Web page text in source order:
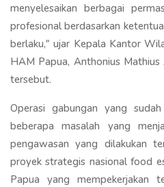
menyelesaikan berbagai
profesional berdasarkan
berlaku," ujar Kepala Kantor
HAM Papua, Anthonius
tersebut.
Operasi gabungan yang
beberapa masalah yang
pengawasan yang dilakukan
proyek strategis nasional food
Papua yang mempekerjakan